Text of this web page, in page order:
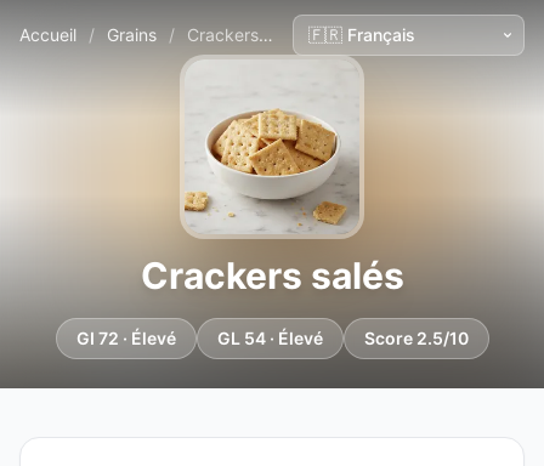
Accueil / Grains / Crackers salés
Crackers salés
GI 72 · Élevé GL 54 · Élevé Score 2.5/10